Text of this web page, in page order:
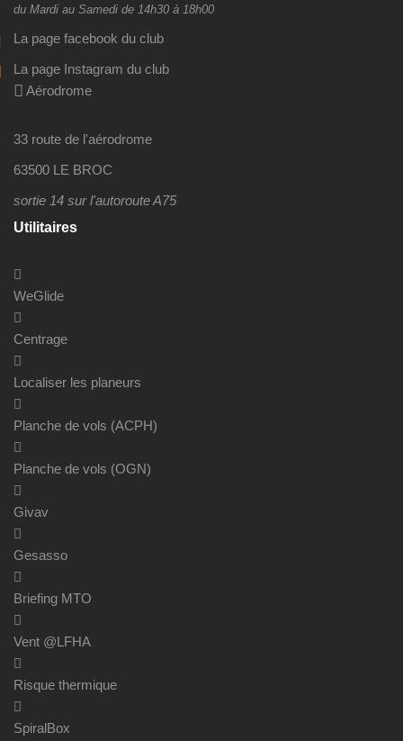
du Mardi au Samedi de 14h30 à 18h00
La page facebook du club
La page Instagram du club
Aérodrome
33 route de l'aérodrome
63500 LE BROC
sortie 14 sur l'autoroute A75
Utilitaires
WeGlide
Centrage
Localiser les planeurs
Planche de vols (ACPH)
Planche de vols (OGN)
Givav
Gesasso
Briefing MTO
Vent @LFHA
Risque thermique
SpiralBox